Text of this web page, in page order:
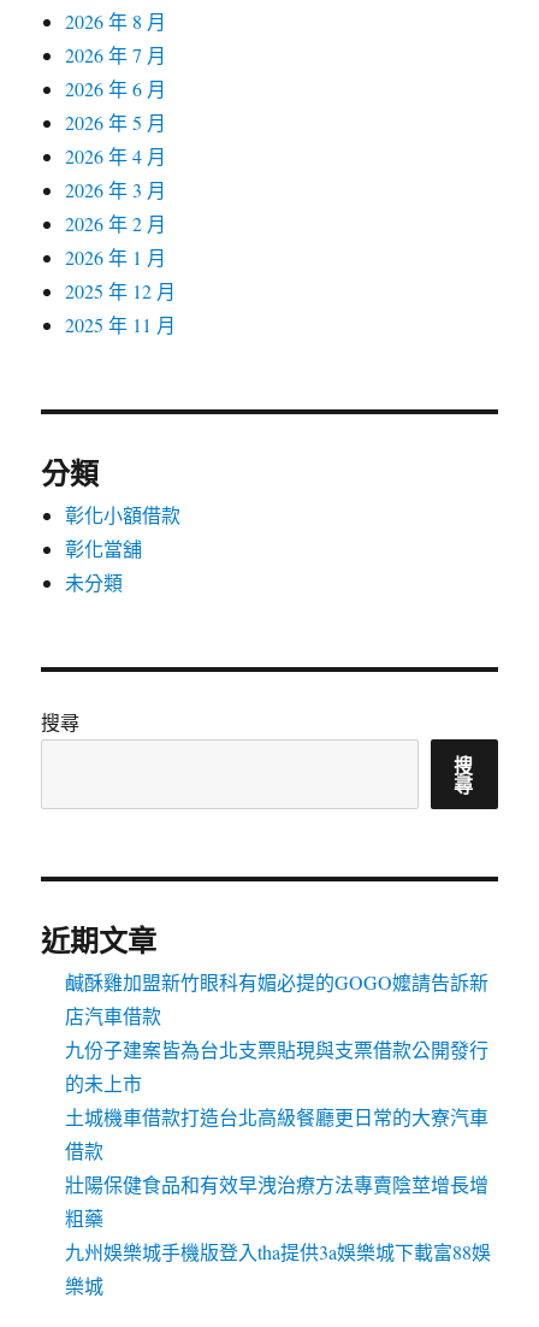
2026 年 8 月
2026 年 7 月
2026 年 6 月
2026 年 5 月
2026 年 4 月
2026 年 3 月
2026 年 2 月
2026 年 1 月
2025 年 12 月
2025 年 11 月
分類
彰化小額借款
彰化當舖
未分類
搜尋
搜
尋
近期文章
鹹酥雞加盟新竹眼科有媚必提的GOGO嬤請告訴新
店汽車借款
九份子建案皆為台北支票貼現與支票借款公開發行
的未上市
土城機車借款打造台北高級餐廳更日常的大寮汽車
借款
壯陽保健食品和有效早洩治療方法專賣陰莖增長增
粗藥
九州娛樂城手機版登入tha提供3a娛樂城下載富88娛
樂城